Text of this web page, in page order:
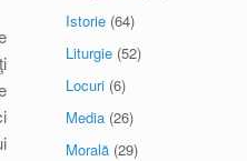
Istorie (64)
Liturgie (52)
Locuri (6)
Media (26)
Morală (29)